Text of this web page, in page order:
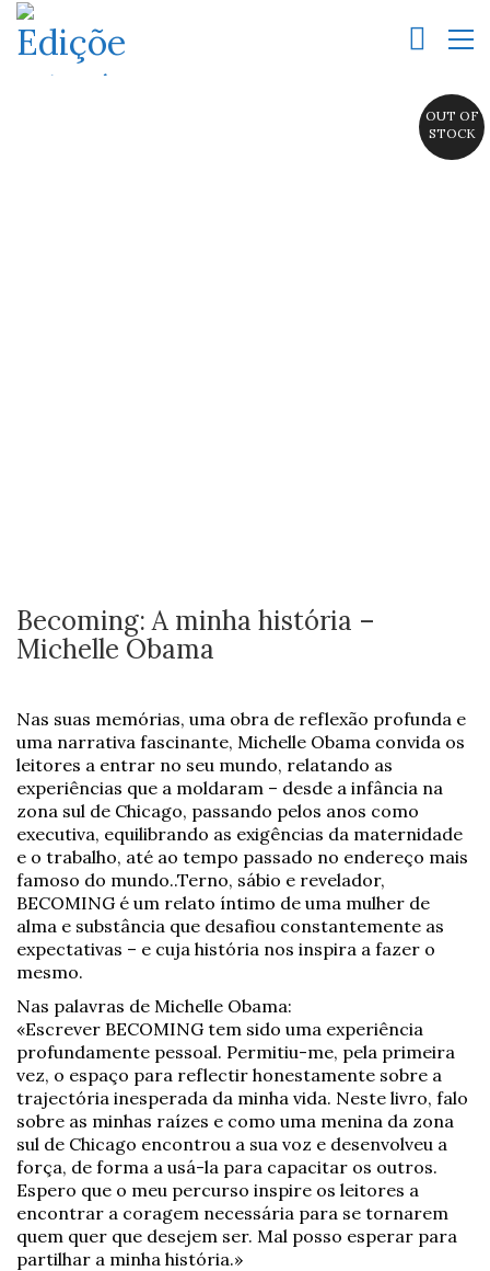
OUT OF
STOCK
Becoming: A minha história –
Michelle Obama
Nas suas memórias, uma obra de reflexão profunda e
uma narrativa fascinante, Michelle Obama convida os
leitores a entrar no seu mundo, relatando as
experiências que a moldaram – desde a infância na
zona sul de Chicago, passando pelos anos como
executiva, equilibrando as exigências da maternidade
e o trabalho, até ao tempo passado no endereço mais
famoso do mundo..Terno, sábio e revelador,
BECOMING é um relato íntimo de uma mulher de
alma e substância que desafiou constantemente as
expectativas – e cuja história nos inspira a fazer o
mesmo.
Nas palavras de Michelle Obama:
«Escrever BECOMING tem sido uma experiência
profundamente pessoal. Permitiu-me, pela primeira
vez, o espaço para reflectir honestamente sobre a
trajectória inesperada da minha vida. Neste livro, falo
sobre as minhas raízes e como uma menina da zona
sul de Chicago encontrou a sua voz e desenvolveu a
força, de forma a usá-la para capacitar os outros.
Espero que o meu percurso inspire os leitores a
encontrar a coragem necessária para se tornarem
quem quer que desejem ser. Mal posso esperar para
partilhar a minha história.»